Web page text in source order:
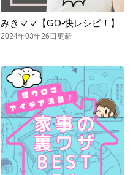
みきママ【GO-快レシピ！】
2024年03年26日更新